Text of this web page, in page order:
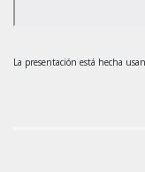
La presentación está hecha